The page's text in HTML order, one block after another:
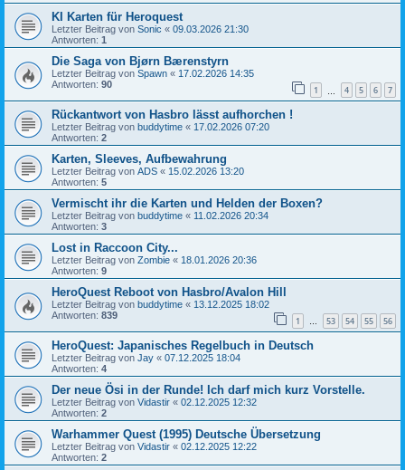
KI Karten für Heroquest
Letzter Beitrag von Sonic « 09.03.2026 21:30
Antworten: 1
Die Saga von Bjørn Bærenstyrn
Letzter Beitrag von Spawn « 17.02.2026 14:35
Antworten: 90 1 4 5 6 7
Rückantwort von Hasbro lässt aufhorchen !
Letzter Beitrag von buddytime « 17.02.2026 07:20
Antworten: 2
Karten, Sleeves, Aufbewahrung
Letzter Beitrag von ADS « 15.02.2026 13:20
Antworten: 5
Vermischt ihr die Karten und Helden der Boxen?
Letzter Beitrag von buddytime « 11.02.2026 20:34
Antworten: 3
Lost in Raccoon City...
Letzter Beitrag von Zombie « 18.01.2026 20:36
Antworten: 9
HeroQuest Reboot von Hasbro/Avalon Hill
Letzter Beitrag von buddytime « 13.12.2025 18:02
Antworten: 839 1 … 53 54 55 56
HeroQuest: Japanisches Regelbuch in Deutsch
Letzter Beitrag von Jay « 07.12.2025 18:04
Antworten: 4
Der neue Ösi in der Runde! Ich darf mich kurz Vorstelle.
Letzter Beitrag von Vidastir « 02.12.2025 12:32
Antworten: 2
Warhammer Quest (1995) Deutsche Übersetzung
Letzter Beitrag von Vidastir « 02.12.2025 12:22
Antworten: 2